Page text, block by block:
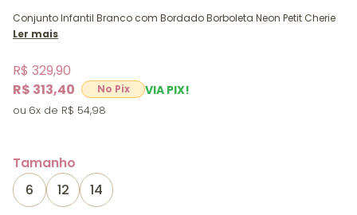
Conjunto Infantil Branco com Bordado Borboleta Neon Petit Cherie
Ler mais
R$ 313,40 VIA PIX!
R$ 329,90
6x R$ 54,98
Tamanho
6
12 14